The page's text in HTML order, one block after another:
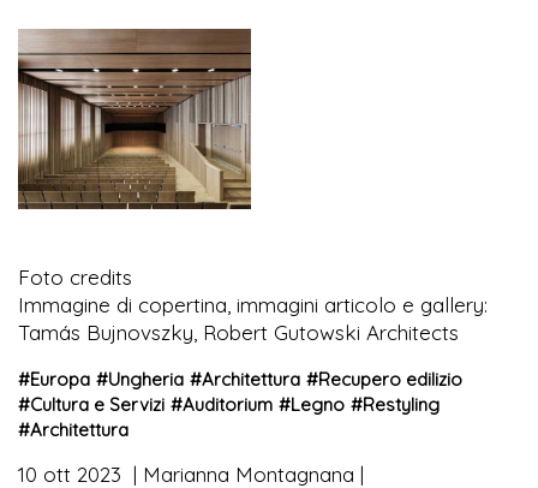
Foto credits
Immagine di copertina, immagini articolo e gallery:
Tamás Bujnovszky, Robert Gutowski Architects
#Europa #Ungheria #Architettura #Recupero edilizio
#Cultura e Servizi #Auditorium #Legno #Restyling
#Architettura
10 ott 2023 Marianna Montagnana